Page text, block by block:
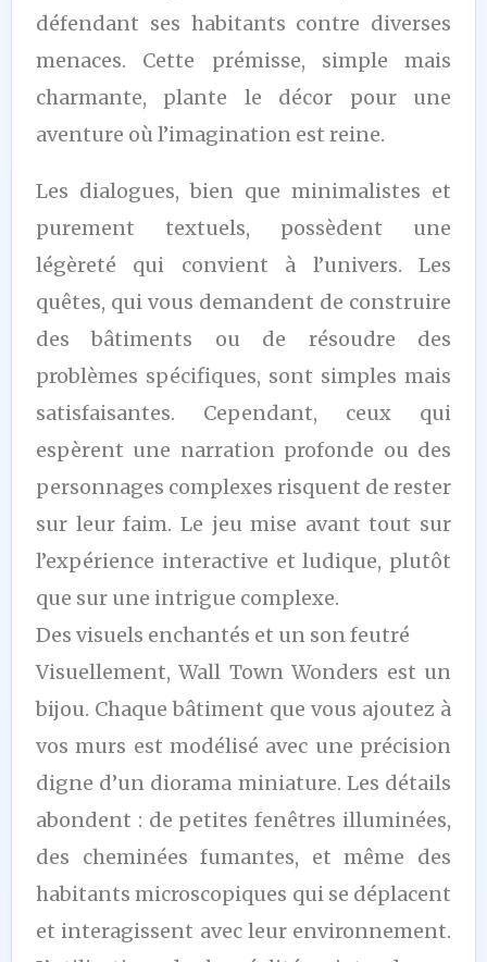
défendant ses habitants contre diverses
menaces. Cette prémisse, simple mais
charmante, plante le décor pour une
aventure où l’imagination est reine.
Les dialogues, bien que minimalistes et
purement textuels, possèdent une
légèreté qui convient à l’univers. Les
quêtes, qui vous demandent de construire
des bâtiments ou de résoudre des
problèmes spécifiques, sont simples mais
satisfaisantes. Cependant, ceux qui
espèrent une narration profonde ou des
personnages complexes risquent de rester
sur leur faim. Le jeu mise avant tout sur
l’expérience interactive et ludique, plutôt
que sur une intrigue complexe.
Des visuels enchantés et un son feutré
Visuellement, Wall Town Wonders est un
bijou. Chaque bâtiment que vous ajoutez à
vos murs est modélisé avec une précision
digne d’un diorama miniature. Les détails
abondent : de petites fenêtres illuminées,
des cheminées fumantes, et même des
habitants microscopiques qui se déplacent
et interagissent avec leur environnement.